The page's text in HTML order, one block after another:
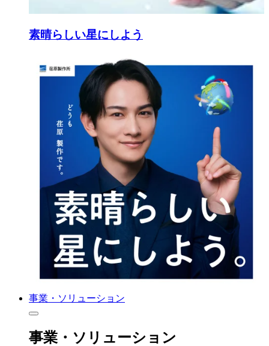
素晴らしい星にしよう
事業・ソリューション
事業・ソリューション